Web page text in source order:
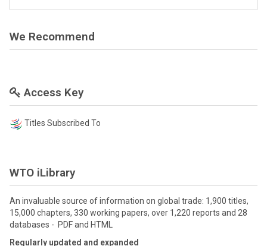
We Recommend
Access Key
Titles Subscribed To
WTO iLibrary
An invaluable source of information on global trade: 1,900 titles,
15,000 chapters, 330 working papers, over 1,220 reports and 28
databases - PDF and HTML
Regularly updated and expanded